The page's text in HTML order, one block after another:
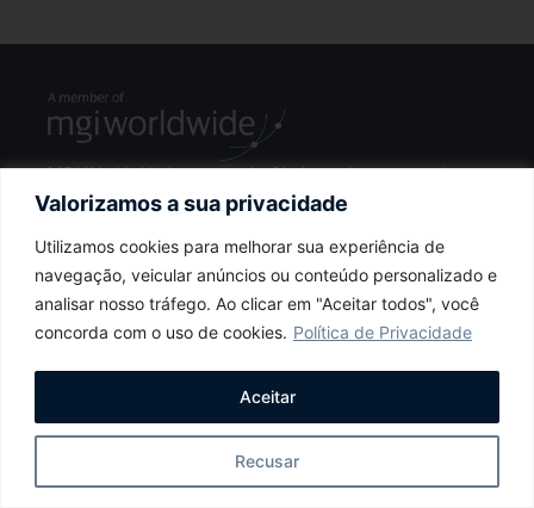
Valorizamos a sua privacidade
Utilizamos cookies para melhorar sua experiência de
navegação, veicular anúncios ou conteúdo personalizado e
analisar nosso tráfego. Ao clicar em "Aceitar todos", você
concorda com o uso de cookies. Política de Privacidade
Recusar
Aceitar
MGI Worldwide is a network of independent accounting,
legal and consulting firms. MGI Worldwide does not
provide any services and its member firms are not an
international partnership. Each member firm is a separate
entity and none of MGI Worldwide, MGI Ltd., nor any
opinions or services of any other member firm. For more
information visit www.mgiworld.com/legal
Precisa de ajuda?